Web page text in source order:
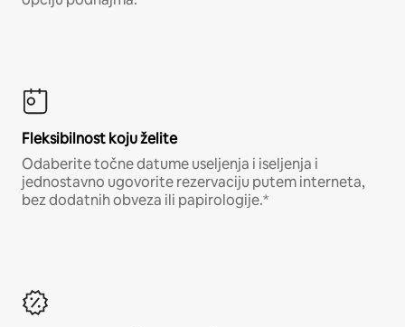
Fleksibilnost koju želite
Odaberite točne datume useljenja i iseljenja i
jednostavno ugovorite rezervaciju putem interneta,
bez dodatnih obveza ili papirologije.*